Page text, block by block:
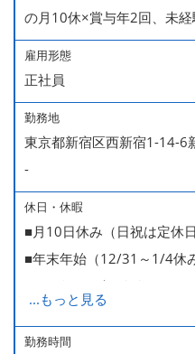
の月10休×賞与年2回、未経
雇用形態
正社員
勤務地
東京都新宿区西新宿1-14-6
-
休日・休暇
■月10日休み（日祝は定休
■年末年始（12/31～1/4休
みなどもございます）
■GW・お盆（暦通り）
■有給休暇
...もっと見る
勤務時間